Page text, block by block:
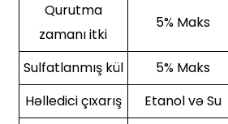
Qurutma
zamanı itki
5% Maks
Sulfatlanmış kül 5% Maks
Həlledici çıxarış
Etanol və Su